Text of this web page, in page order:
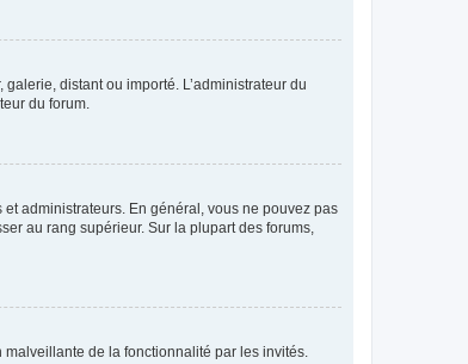
distant ou importé. L’administrateur du
du forum.
administrateurs. En général, vous ne pouvez pas
au rang supérieur. Sur la plupart des forums,
de la fonctionnalité par les invités.